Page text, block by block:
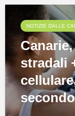
NOTIZIE DALLE
stradali